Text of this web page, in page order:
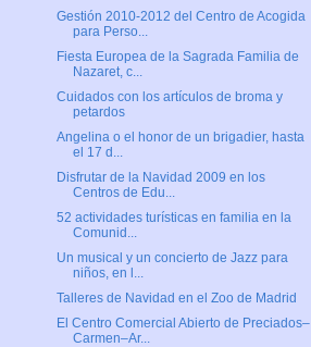
Gestión 2010-2012 del Centro de Acogida
para Perso...
Fiesta Europea de la Sagrada Familia de
Nazaret, c...
Cuidados con los artículos de broma y
petardos
Angelina o el honor de un brigadier, hasta
el 17 d...
Disfrutar de la Navidad 2009 en los
Centros de Edu...
52 actividades turísticas en familia en la
Comunid...
Un musical y un concierto de Jazz para
niños, en l...
Talleres de Navidad en el Zoo de Madrid
El Centro Comercial Abierto de Preciados–
Carmen–Ar...